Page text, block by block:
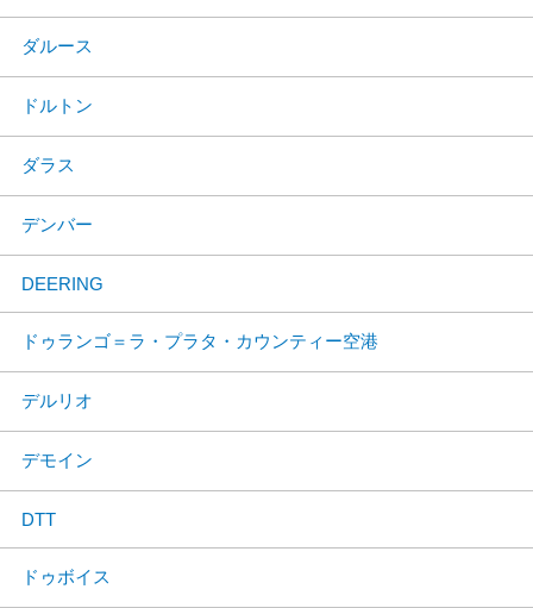
ダルース
ドルトン
ダラス
デンバー
DEERING
ドゥランゴ＝ラ・プラタ・カウンティー空港
デルリオ
デモイン
DTT
ドゥボイス